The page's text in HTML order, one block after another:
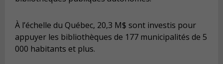
À l’échelle du Québec, 20,3 M$ sont investis pour
appuyer les bibliothèques de 177 municipalités de 5
000 habitants et plus.